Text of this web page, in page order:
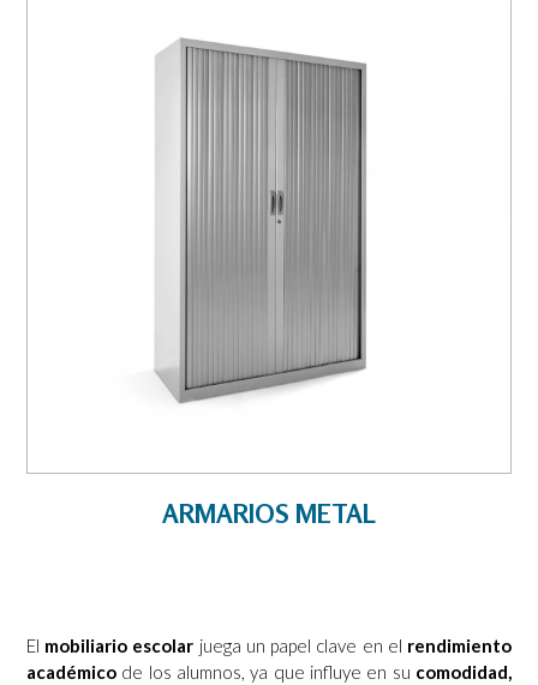
ARMARIOS METAL
El mobiliario escolar juega un papel clave en el rendimiento
académico de los alumnos, ya que influye en su comodidad,